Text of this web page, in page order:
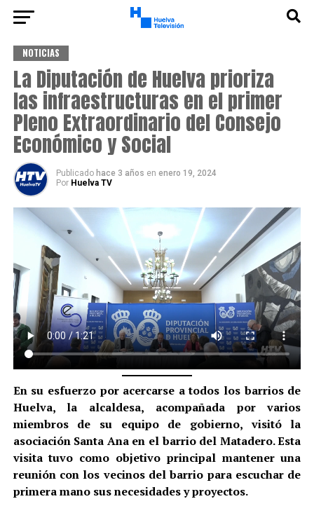
NOTICIAS
La Diputación de Huelva prioriza
las infraestructuras en el primer
Pleno Extraordinario del Consejo
Económico y Social
Publicado hace 3 años en enero 19, 2024
Por Huelva TV
En su esfuerzo por acercarse a todos los barrios de
Huelva, la alcaldesa, acompañada por varios
miembros de su equipo de gobierno, visitó la
asociación Santa Ana en el barrio del Matadero. Esta
visita tuvo como objetivo principal mantener una
reunión con los vecinos del barrio para escuchar de
primera mano sus necesidades y proyectos.